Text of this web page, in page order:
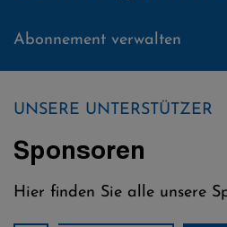
Abonnement verwalten
UNSERE UNTERSTÜTZER
Sponsoren
Hier finden Sie alle unsere